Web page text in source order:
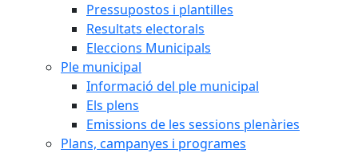
Pressupostos i plantilles
Resultats electorals
Eleccions Municipals
Ple municipal
Informació del ple municipal
Els plens
Emissions de les sessions plenàries
Plans, campanyes i programes